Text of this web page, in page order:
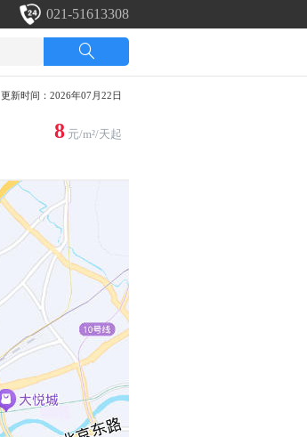
021-51613308
更新时间：2026年07月22日
8 元/m²/天起